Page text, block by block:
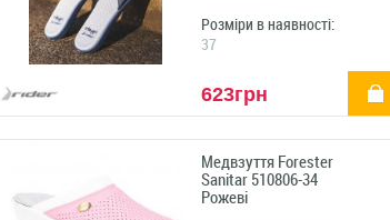
Розміри в наявності:
37
623грн
Медвзуття Forester
Sanitar 510806-34
Рожеві